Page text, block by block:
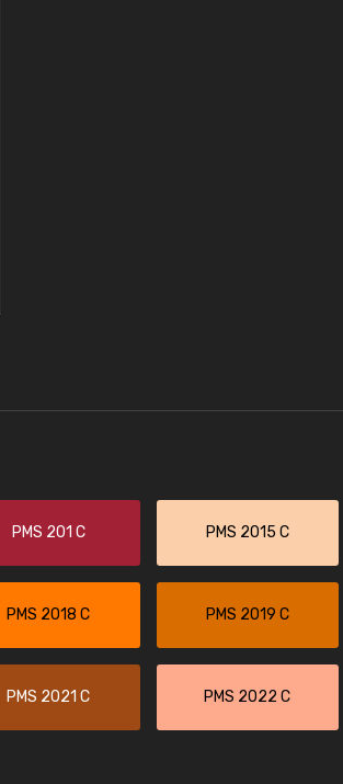
PMS 201 C PMS 2015 C
PMS 2018 C PMS 2019 C
PMS 2021 C PMS 2022 C